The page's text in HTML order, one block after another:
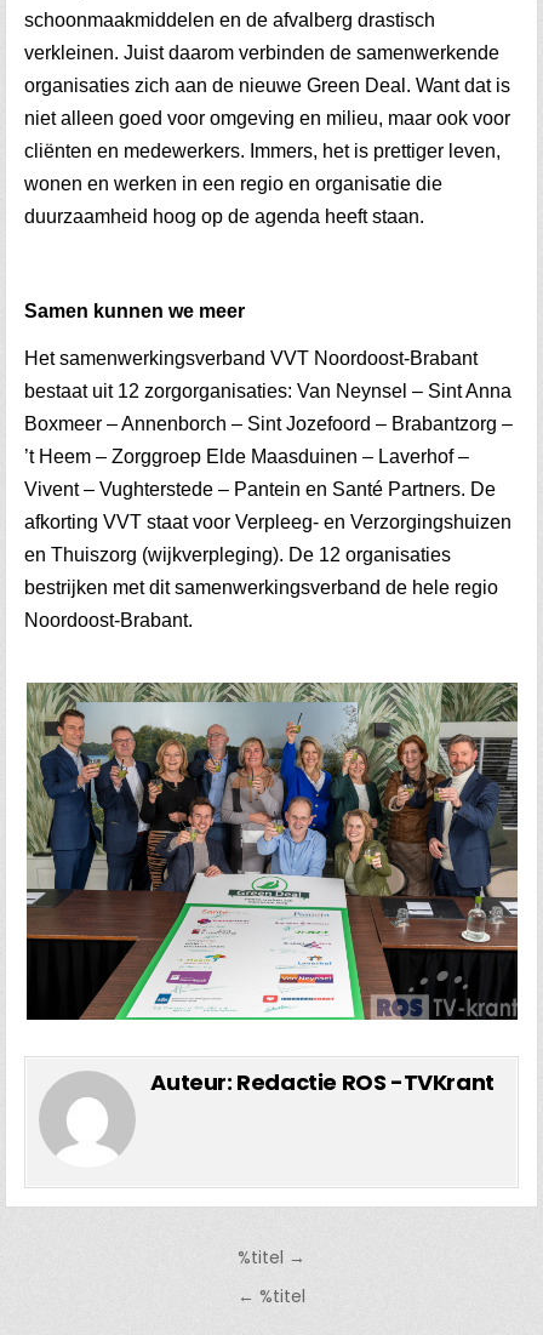
schoonmaakmiddelen en de afvalberg drastisch
verkleinen. Juist daarom verbinden de samenwerkende
organisaties zich aan de nieuwe Green Deal. Want dat is
niet alleen goed voor omgeving en milieu, maar ook voor
cliënten en medewerkers. Immers, het is prettiger leven,
wonen en werken in een regio en organisatie die
duurzaamheid hoog op de agenda heeft staan.
Samen kunnen we meer
Het samenwerkingsverband VVT Noordoost-Brabant
bestaat uit 12 zorgorganisaties: Van Neynsel – Sint Anna
Boxmeer – Annenborch – Sint Jozefoord – Brabantzorg –
’t Heem – Zorggroep Elde Maasduinen – Laverhof –
Vivent – Vughterstede – Pantein en Santé Partners. De
afkorting VVT staat voor Verpleeg- en Verzorgingshuizen
en Thuiszorg (wijkverpleging). De 12 organisaties
bestrijken met dit samenwerkingsverband de hele regio
Noordoost-Brabant.
Auteur: Redactie ROS -TVKrant
%titel →
← %titel